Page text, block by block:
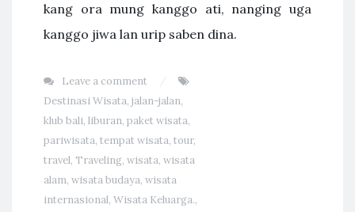
kang ora mung kanggo ati, nanging uga
kanggo jiwa lan urip saben dina.
Leave a comment
Destinasi Wisata, jalan-jalan,
klub bali, liburan, paket wisata,
pariwisata, tempat wisata, tour,
travel, Traveling, wisata, wisata
alam, wisata budaya, wisata
internasional, Wisata Keluarga.,